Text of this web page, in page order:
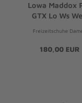
Lowa Maddox
GTX Lo Ws
Freizeitschuhe
180,00 EUR